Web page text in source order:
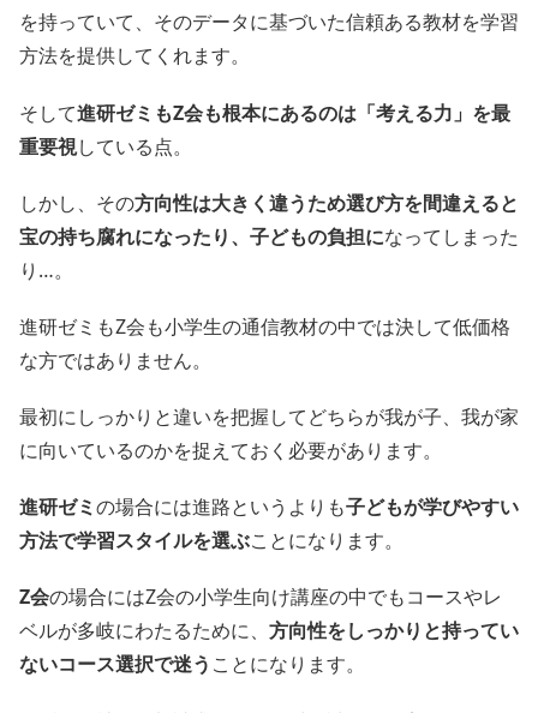
を持っていて、そのデータに基づいた信頼ある教材を学習
方法を提供してくれます。
そして進研ゼミもZ会も根本にあるのは「考える力」を最
重要視している点。
しかし、その方向性は大きく違うため選び方を間違えると
宝の持ち腐れになったり、子どもの負担になってしまった
り…。
進研ゼミもZ会も小学生の通信教材の中では決して低価格
な方ではありません。
最初にしっかりと違いを把握してどちらが我が子、我が家
に向いているのかを捉えておく必要があります。
進研ゼミの場合には進路というよりも子どもが学びやすい
方法で学習スタイルを選ぶことになります。
Z会の場合にはZ会の小学生向け講座の中でもコースやレ
ベルが多岐にわたるために、 方向性をしっかりと持ってい
ないコース選択で迷う ことになります。